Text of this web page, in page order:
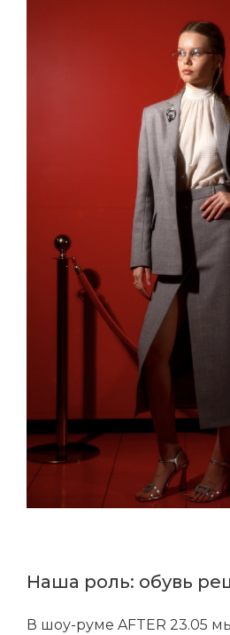
Наша роль: обувь
В шоу-руме AFTER 23.05